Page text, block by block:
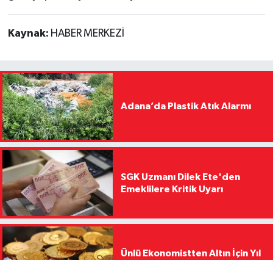
Kaynak: HABER MERKEZİ
Adana’da Plastik Atık Alarmı
SGK Uzmanı Dilek Ete'den
Emeklilere Kritik Uyarı
Ünlü Ekonomistten Altın İçin Yıl